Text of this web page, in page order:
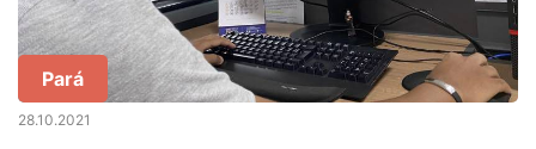
Pará
28.10.2021